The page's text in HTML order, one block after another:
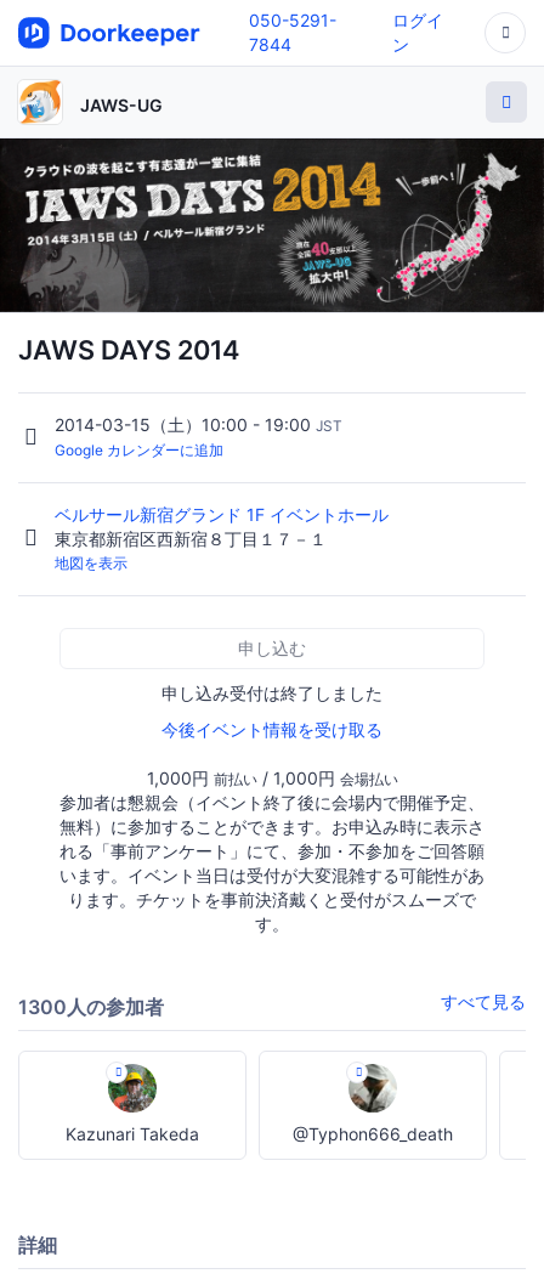
050-5291-
7844
ログイ
ン
JAWS-UG
JAWS DAYS 2014
2014-03-15（土）10:00 - 19:00 JST
Google カレンダーに追加
ベルサール新宿グランド 1F イベントホール
東京都新宿区西新宿８丁目１７－１
地図を表示
申し込む
申し込み受付は終了しました
今後イベント情報を受け取る
1,000円 前払い/ 1,000円 会場払い
参加者は懇親会（イベント終了後に会場内で開催予定、
無料）に参加することができます。お申込み時に表示さ
れる「事前アンケート」にて、参加・不参加をご回答願
います。イベント当日は受付が大変混雑する可能性があ
ります。チケットを事前決済戴くと受付がスムーズで
す。
1300人の参加者 すべて見る
Kazunari Takeda @Typhon666_death
詳細